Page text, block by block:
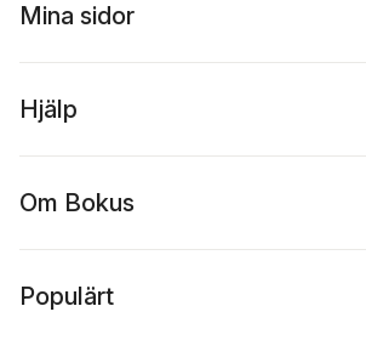
Mina sidor
Hjälp
Om Bokus
Populärt